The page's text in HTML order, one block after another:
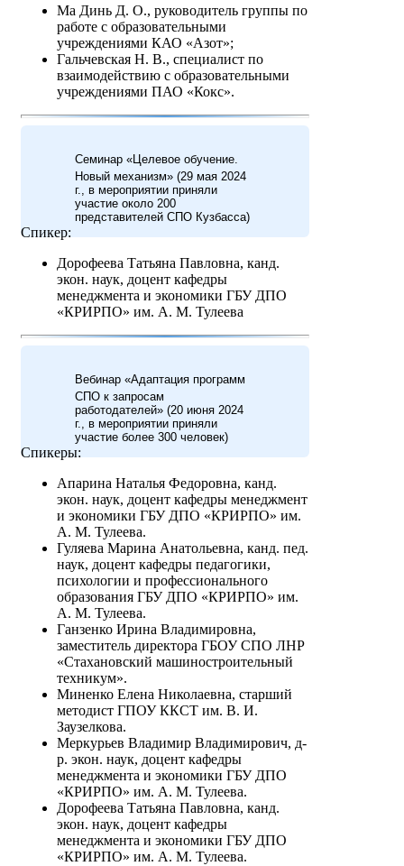
Ма Динь Д. О., руководитель группы по
работе с образовательными
учреждениями КАО «Азот»;
Гальчевская Н. В., специалист по
взаимодействию с образовательными
учреждениями ПАО «Кокс».
Семинар «Целевое обучение.
Новый механизм» (29 мая 2024
г., в мероприятии приняли
участие около 200
представителей СПО Кузбасса)
Спикер:
Дорофеева Татьяна Павловна, канд.
экон. наук, доцент кафедры
менеджмента и экономики ГБУ ДПО
«КРИРПО» им. А. М. Тулеева
Вебинар «Адаптация программ
СПО к запросам
работодателей» (20 июня 2024
г., в мероприятии приняли
участие более 300 человек)
Спикеры:
Апарина Наталья Федоровна, канд.
экон. наук, доцент кафедры менеджмент
и экономики ГБУ ДПО «КРИРПО» им.
А. М. Тулеева.
Гуляева Марина Анатольевна, канд. пед.
наук, доцент кафедры педагогики,
психологии и профессионального
образования ГБУ ДПО «КРИРПО» им.
А. М. Тулеева.
Ганзенко Ирина Владимировна,
заместитель директора ГБОУ СПО ЛНР
«Стахановский машиностроительный
техникум».
Миненко Елена Николаевна, старший
методист ГПОУ ККСТ им. В. И.
Заузелкова.
Меркурьев Владимир Владимирович, д-
р. экон. наук, доцент кафедры
менеджмента и экономики ГБУ ДПО
«КРИРПО» им. А. М. Тулеева.
Дорофеева Татьяна Павловна, канд.
экон. наук, доцент кафедры
менеджмента и экономики ГБУ ДПО
«КРИРПО» им. А. М. Тулеева.